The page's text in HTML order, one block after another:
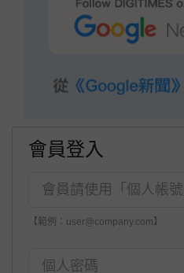
會員登入
【範例：user@company.com】